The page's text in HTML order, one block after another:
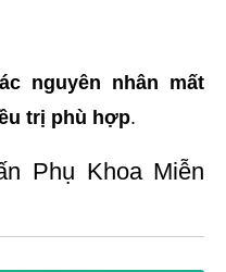
nguyên nhân mất
trị phù hợp.
Phụ Khoa Miễn